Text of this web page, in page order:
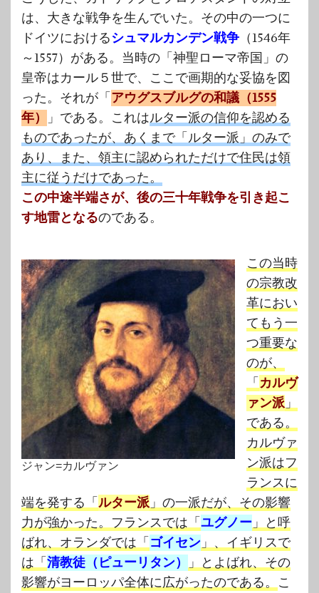
は、大きな戦争を生んでいた。その中の一つに
ドイツにおけるシュマルカンデン戦争 （1546年
～1557）がある。当時の「神聖ローマ帝国」の
皇帝はカール５世で、ここで画期的な妥協を図
った。それが「 アウグスブルグの和議（1555
年）
」である。これはルター派の信仰を認める
ものであったが、あくまで「ルター派」のみで
あり、また、領主に認められただけで住民は領
主に従うだけであった。
この中途半端さが、後の三十年戦争を引き起こ
す地雷となるのである。
ジャン=カルヴァン
この当時
の宗教改
革におい
てもう一
つ重要な
のが、
「 カルヴ
ァン派」
である。
カルヴァ
ン派はフ
ランスに
端を発する 「 ルター派」の一派だが、その影響
力が強かった。フランスでは「 ユグノー 」と呼
ばれ、オランダでは「 ゴイセン 」、イギリスで
は「 清教徒（ピューリタン）
」とよばれ、その
影響がヨーロッパ全体に広がったのである。 こ